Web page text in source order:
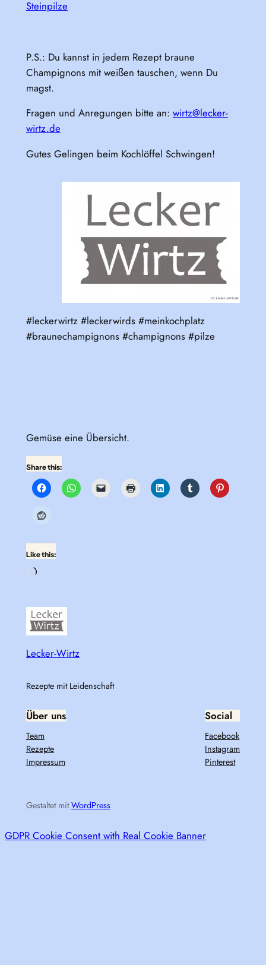
Steinpilze
P.S.: Du kannst in jedem Rezept braune
Champignons mit weißen tauschen, wenn Du
magst.
Fragen und Anregungen bitte an: wirtz@lecker-
wirtz.de
Gutes Gelingen beim Kochlöffel Schwingen!
#leckerwirtz #leckerwirds #meinkochplatz
#braunechampignons #champignons #pilze
Gemüse eine Übersicht.
Share this:
Like this:
Loading…
Lecker-Wirtz
Rezepte mit Leidenschaft
Über uns
Team
Rezepte
Impressum
Social
Facebook
Instagram
Pinterest
Gestaltet mitWordPress
GDPR Cookie Consent with Real Cookie Banner